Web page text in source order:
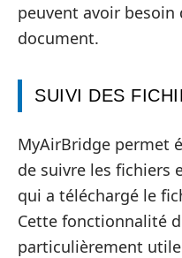
peuvent avoir besoin
document.
SUIVI DES
MyAirBridge permet
de suivre les fichiers
qui a téléchargé le
Cette fonctionnalité
particulièrement